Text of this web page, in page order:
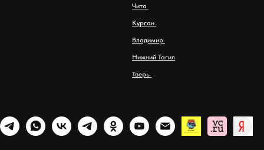
Чита
Курган
Владимир
Нижний Тагил
Тверь